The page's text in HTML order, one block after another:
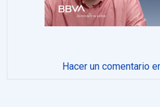
Hacer un comentario